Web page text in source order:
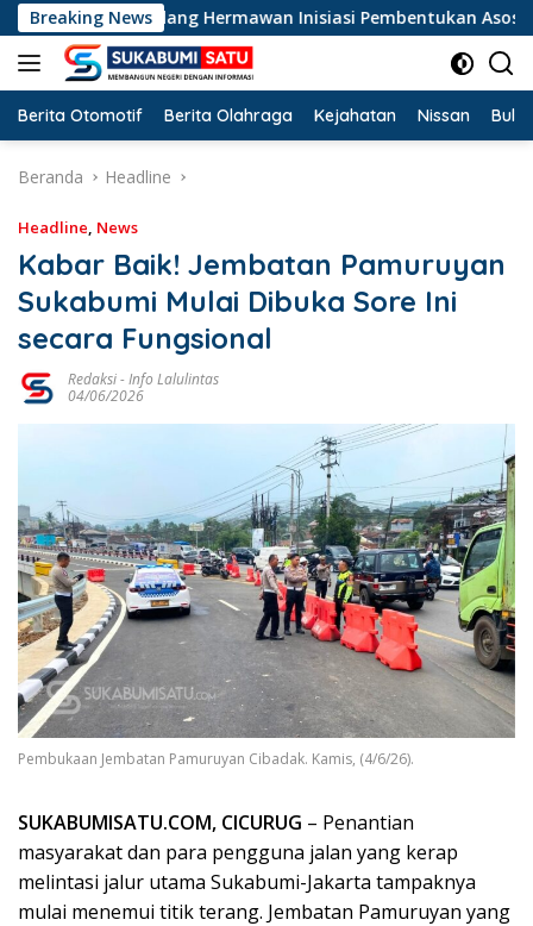
Langsung
ke
konten
Breaking News
Hermawan Inisiasi Pembentukan Asosiasi BPJS
Berita Otomotif Berita Olahraga Kejahatan Nissan
Beranda Headline
Headline, News
Kabar Baik! Jembatan Pamuruyan
Sukabumi Mulai Dibuka Sore Ini
secara Fungsional
Redaksi-Info Lalulintas
04/06/2026
Pembukaan Jembatan Pamuruyan Cibadak. Kamis, (4/6/26).
SUKABUMISATU.COM, CICURUG – Penantian
masyarakat dan para pengguna jalan yang kerap
melintasi jalur utama Sukabumi-Jakarta tampaknya
mulai menemui titik terang. Jembatan Pamuruyan yang